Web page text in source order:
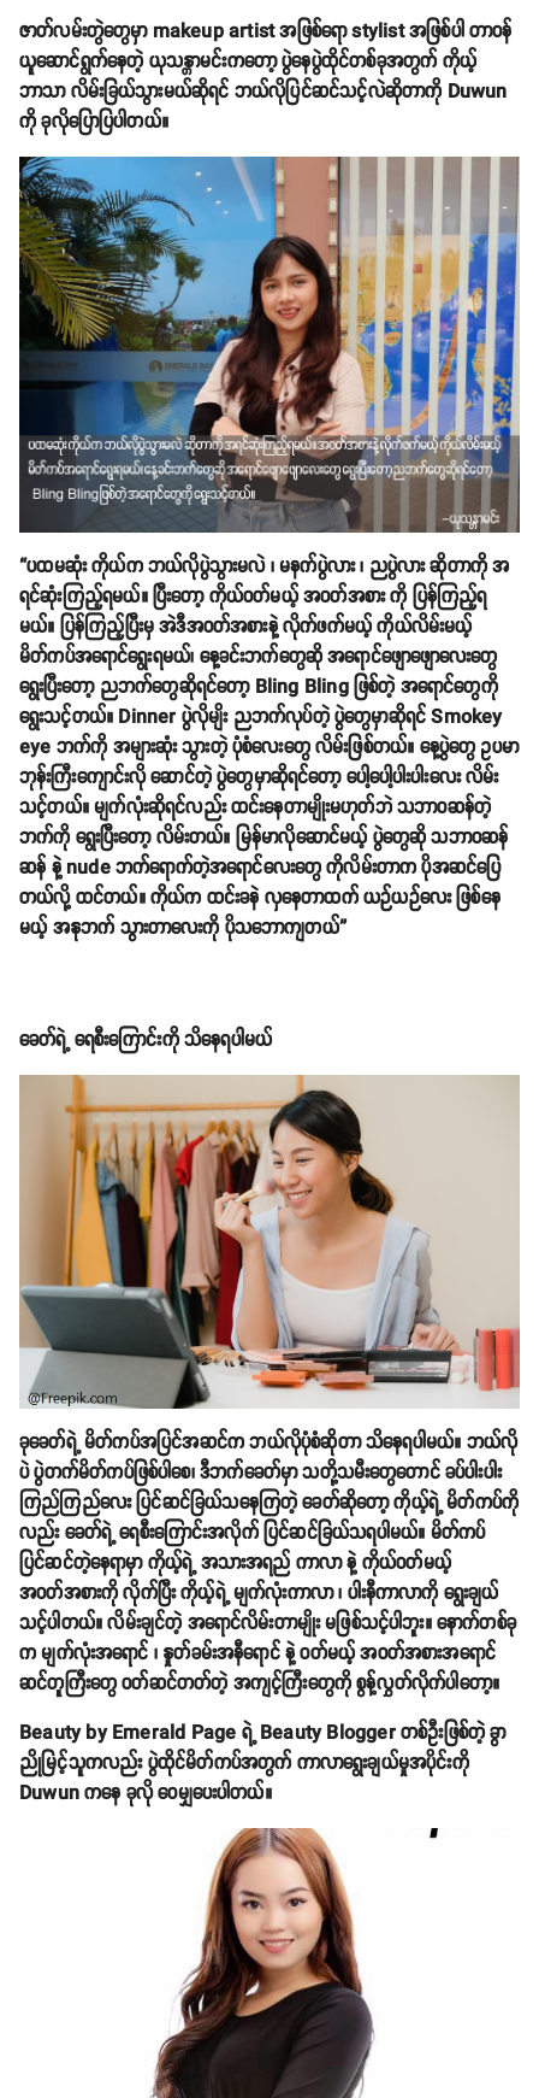
ဇာတ်လမ်းတွဲတွေမှာ makeup artist အဖြစ်ရော stylist အဖြစ်ပါ တာဝန်
ယူဆောင်ရွက်နေတဲ့ ယုသန္တာမင်းကတော့ ပွဲနေပွဲထိုင်တစ်ခုအတွက် ကိုယ့်
ဘာသာ လိမ်းခြယ်သွားမယ်ဆိုရင် ဘယ်လိုပြင်ဆင်သင့်လဲဆိုတာကို Duwun
ကို ခုလိုပြောပြပါတယ်။
“ပထမဆုံး ကိုယ်က ဘယ်လိုပွဲသွားမလဲ ၊ မနက်ပွဲလား ၊ ညပွဲလား ဆိုတာကို အ
ရင်ဆုံးကြည့်ရမယ်။ ပြီးတော့ ကိုယ်ဝတ်မယ့် အဝတ်အစား ကို ပြန်ကြည့်ရ
မယ်။ ပြန်ကြည့်ပြီးမှ အဲဒီအဝတ်အစားနဲ့ လိုက်ဖက်မယ့် ကိုယ်လိမ်းမယ့်
မိတ်ကပ်အရောင်ရွေးရမယ်၊ နေ့ခင်းဘက်တွေဆို အရောင်ဖျောဖျောလေးတွေ
ရွေးပြီးတော့ ညဘက်တွေဆိုရင်တော့ Bling Bling ဖြစ်တဲ့ အရောင်တွေကို
ရွေးသင့်တယ်။ Dinner ပွဲလိုမျိး ညဘက်လုပ်တဲ့ ပွဲတွေမှာဆိုရင် Smokey
eye ဘက်ကို အများဆုံး သွားတဲ့ ပုံစံလေးတွေ လိမ်းဖြစ်တယ်။ နေ့ပွဲတွေ ဥပမာ
ဘုန်းကြီးကျောင်းလို ဆောင်တဲ့ ပွဲတွေမှာဆိုရင်တော့ ပေါ့ပေါ့ပါးပါးလေး လိမ်း
သင့်တယ်။ မျက်လုံးဆိုရင်လည်း ထင်းနေတာမျိုးမဟုတ်ဘဲ သဘာဝဆန်တဲ့
ဘက်ကို ရွေးပြီးတော့ လိမ်းတယ်။ မြန်မာလိုဆောင်မယ့် ပွဲတွေဆို သဘာဝဆန်
ဆန် နဲ့ nude ဘက်ရောက်တဲ့အရောင်လေးတွေ ကိုလိမ်းတာက ပိုအဆင်ပြေ
တယ်လို့ ထင်တယ်။ ကိုယ်က ထင်းခနဲ လှနေတာထက် ယဉ်ယဉ်လေး ဖြစ်နေ
မယ့် အနုဘက် သွားတာလေးကို ပိုသဘောကျတယ်”
ခေတ်ရဲ့ ရေစီးကြောင်းကို သိနေရပါမယ်
ခုခေတ်ရဲ့ မိတ်ကပ်အပြင်အဆင်က ဘယ်လိုပုံစံဆိုတာ သိနေရပါမယ်။ ဘယ်လို
ပဲ ပွဲတက်မိတ်ကပ်ဖြစ်ပါစေ၊ ဒီဘက်ခေတ်မှာ သတို့သမီးတွေတောင် ခပ်ပါးပါး
ကြည်ကြည်လေး ပြင်ဆင်ခြယ်သနေကြတဲ့ ခေတ်ဆိုတော့ ကိုယ့်ရဲ့ မိတ်ကပ်ကို
လည်း ခေတ်ရဲ့ ရေစီးကြောင်းအလိုက် ပြင်ဆင်ခြယ်သရပါမယ်။ မိတ်ကပ်
ပြင်ဆင်တဲ့နေရာမှာ ကိုယ့်ရဲ့ အသားအရည် ကာလာ နဲ့ ကိုယ်ဝတ်မယ့်
အဝတ်အစားကို လိုက်ပြီး ကိုယ့်ရဲ့ မျက်လုံးကာလာ ၊ ပါးနီကာလာကို ရွေးချယ်
သင့်ပါတယ်။ လိမ်းချင်တဲ့ အရောင်လိမ်းတာမျိုး မဖြစ်သင့်ပါဘူး။ နောက်တစ်ခု
က မျက်လုံးအရောင် ၊ နှုတ်ခမ်းအနီရောင် နဲ့ ဝတ်မယ့် အဝတ်အစားအရောင်
ဆင်တူကြီးတွေ ဝတ်ဆင်တတ်တဲ့ အကျင့်ကြီးတွေကို စွန့်လွှတ်လိုက်ပါတော့။
Beauty by Emerald Page ရဲ့ Beauty Blogger တစ်ဦးဖြစ်တဲ့ ခွာ
ညိုမြင့်သူကလည်း ပွဲထိုင်မိတ်ကပ်အတွက် ကာလာရွေးချယ်မှုအပိုင်းကို
Duwun ကနေ ခုလို ဝေမျှပေးပါတယ်။